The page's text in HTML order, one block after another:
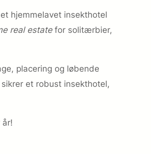
hjemmelavet insekthotel
real estatefor solitærbier,
placering og løbende
et robust insekthotel,